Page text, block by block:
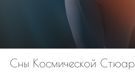
Сны Космической